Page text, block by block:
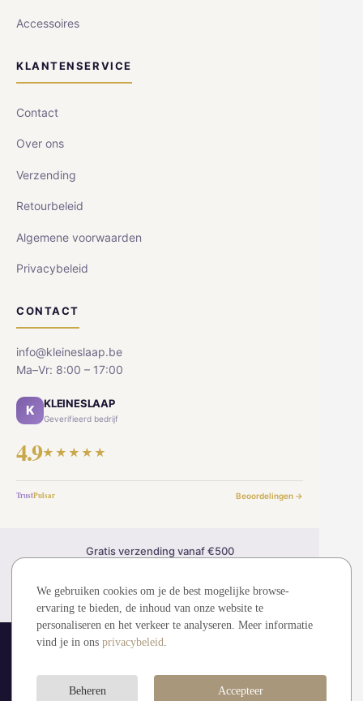
Accessoires
KLANTENSERVICE
Contact
Over ons
Verzending
Retourbeleid
Algemene voorwaarden
Privacybeleid
CONTACT
info@kleineslaap.be
Ma–Vr: 8:00 – 17:00
K KLEINESLAAP
Geverifieerd bedrijf
4.9★★★★★
TrustPulsar Beoordelingen →
Gratis verzending vanaf €500
Veilig betalen (SSL)
© 2026 kleineslaap.be — Alle rechten voorbehouden.
Visa Mastercard Bancontact iDEAL
We gebruiken cookies om je de best mogelijke browse-
ervaring te bieden, de inhoud van onze website te
personaliseren en het verkeer te analyseren. Meer informatie
vind je in ons privacybeleid.
Accepteer
Beheren